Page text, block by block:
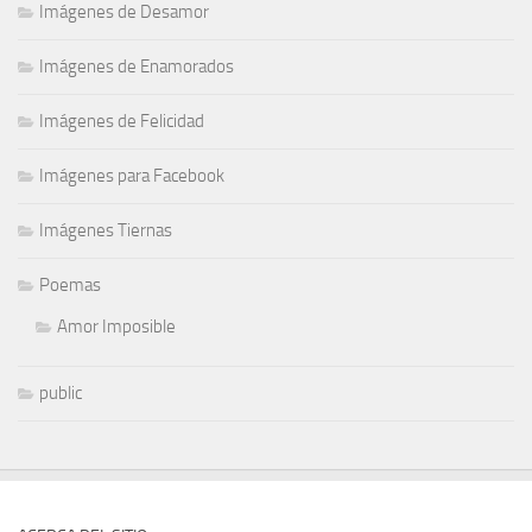
Imágenes de Desamor
Imágenes de Enamorados
Imágenes de Felicidad
Imágenes para Facebook
Imágenes Tiernas
Poemas
Amor Imposible
public